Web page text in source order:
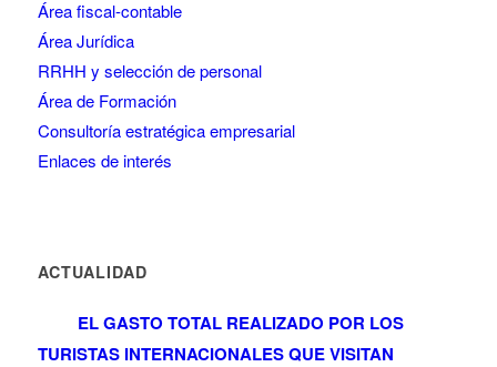
Área fiscal-contable
Área Jurídica
RRHH y selección de personal
Área de Formación
Consultoría estratégica empresarial
Enlaces de interés
ACTUALIDAD
EL GASTO TOTAL REALIZADO POR LOS
TURISTAS INTERNACIONALES QUE VISITAN